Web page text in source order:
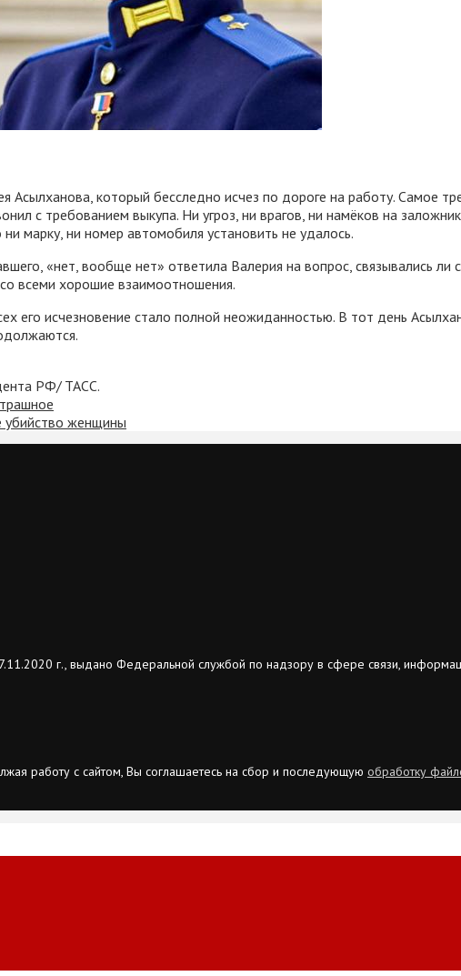
Асылханова, который бесследно исчез по дороге на работу. Самое
с требованием выкупа. Ни угроз, ни врагов, ни намёков на
марку, ни номер автомобиля установить не удалось.
«нет, вообще нет» ответила Валерия на вопрос, связывались
всеми хорошие взаимоотношения.
его исчезновение стало полной неожиданностью. В тот день
РФ/ ТАСС.
убийство женщины
г., выдано Федеральной службой по надзору в сфере связи,
работу с сайтом, Вы соглашаетесь на сбор и последующую обработку